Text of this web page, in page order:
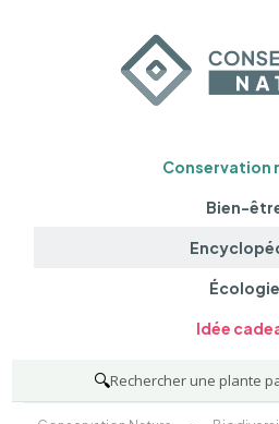
Conservation
Bien-
Écologie
Idée
🔍Rechercher une plante